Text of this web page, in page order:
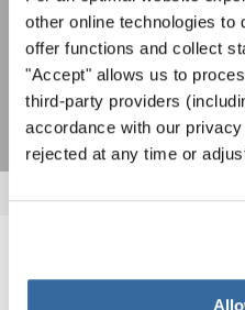
other online technologies to
offer functions and collect
"Accept" allows us to
third-party providers
accordance with our
rejected at any time or
akzeptiere die